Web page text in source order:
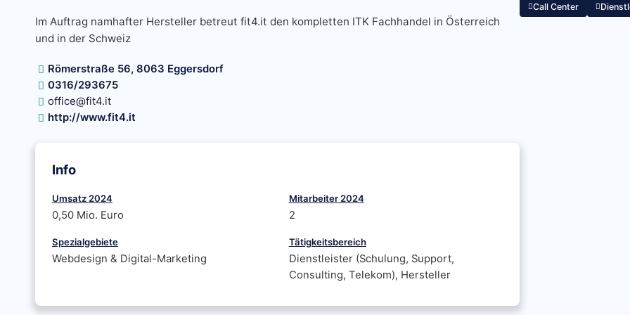
Im Auftrag namhafter Hersteller betreut fit4.it den kompletten ITK Fachhandel in Österreich
und in der Schweiz
Römerstraße 56, 8063 Eggersdorf
0316/293675
office@fit4.it
http://www.fit4.it
Info
Umsatz 2024
0,50 Mio. Euro
Mitarbeiter 2024
2
Spezialgebiete
Webdesign & Digital-Marketing
Tätigkeitsbereich
Dienstleister (Schulung, Support,
Consulting, Telekom), Hersteller
Call Center